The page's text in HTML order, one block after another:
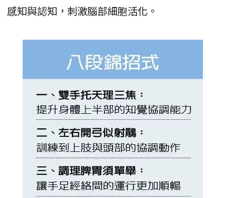
感知與認知，刺激腦部細胞活化。